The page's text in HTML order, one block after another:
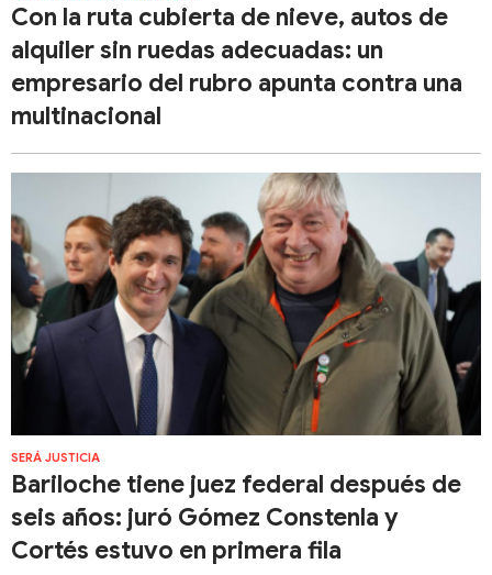
Con la ruta cubierta de nieve, autos de
alquiler sin ruedas adecuadas: un
empresario del rubro apunta contra una
multinacional
SERÁ JUSTICIA
Bariloche tiene juez federal después de
seis años: juró Gómez Constenla y
Cortés estuvo en primera fila